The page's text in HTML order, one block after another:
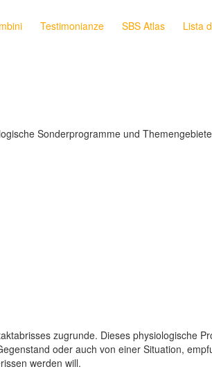
Testimonianze SBS Atlas Lista
Sonderprogramme und
zugrunde. Dieses physiologische
oder auch von einer Situation,
werden will.